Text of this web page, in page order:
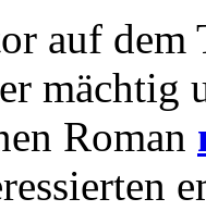
auf dem
mächtig
Roman